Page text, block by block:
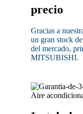
precio
Gracias a
un gran stock
del mercado,
MITSUBISHI.